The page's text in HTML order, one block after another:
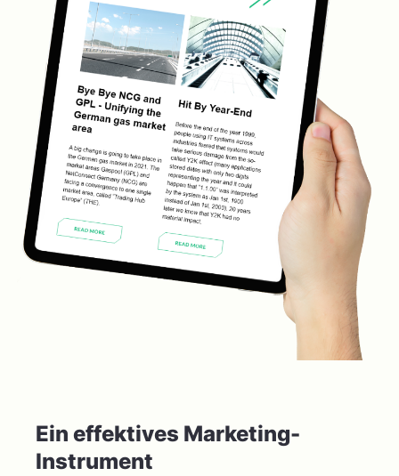
Ein effektives Marketing-
Instrument